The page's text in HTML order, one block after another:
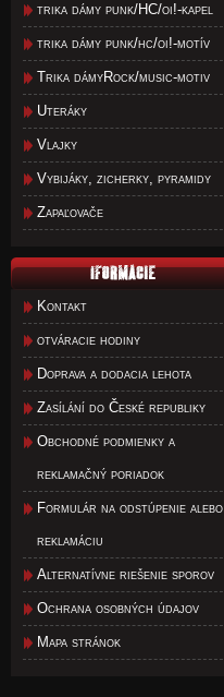
trika dámy punk/HC/oi!-kapel
trika dámy punk/hc/oi!-motív
Trika dámyRock/music-motiv
Uteráky
Vlajky
Vybijáky, zicherky, pyramidy
Zapaľovače
Kontakt
otváracie hodiny
Doprava a dodacia lehota
Zasílání do České republiky
Obchodné podmienky a
reklamačný poriadok
Formulár na odstúpenie alebo
reklamáciu
Alternatívne riešenie sporov
Ochrana osobných údajov
Mapa stránok